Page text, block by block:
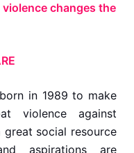
changes the
in 1989 to make
violence against
great social resource
aspirations are